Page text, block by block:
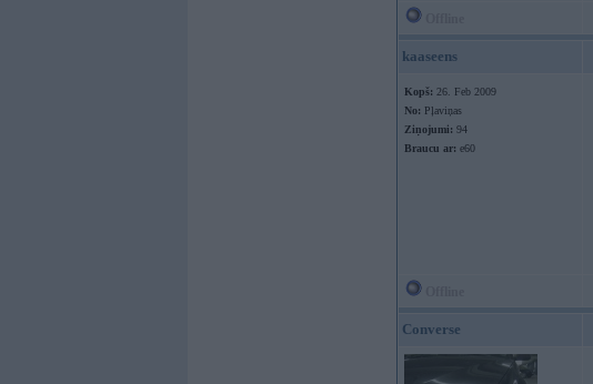
kaaseens
Kopš: 26. Feb 2009
No: Pļaviņas
Ziņojumi: 94
Braucu ar: e60
Converse